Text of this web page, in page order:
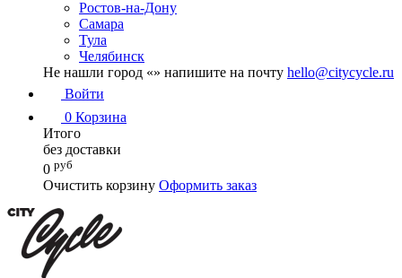
Ростов-на-Дону
Самара
Тула
Челябинск
Не нашли город «» напишите на почту hello@citycycle.ru
Войти
0 Корзина
Итого
без доставки
0 руб
Очистить корзину Оформить заказ